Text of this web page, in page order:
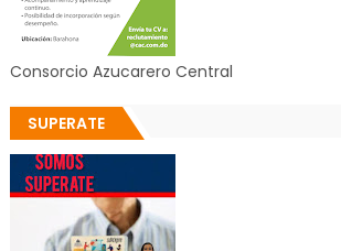
Consorcio Azucarero Central
SUPERATE